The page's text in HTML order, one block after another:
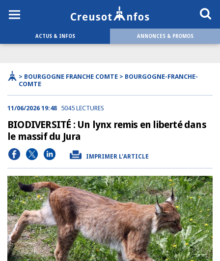
ACTUS & INFOS ANNONCES & PROMOS
> BOURGOGNE FRANCHE COMTE > BOURGOGNE-FRANCHE-
COMTE
11/06/2026 19:48 5045 LECTURES
BIODIVERSITÉ : Un lynx remis en liberté dans
le massif du Jura
IMPRIMER L'ARTICLE